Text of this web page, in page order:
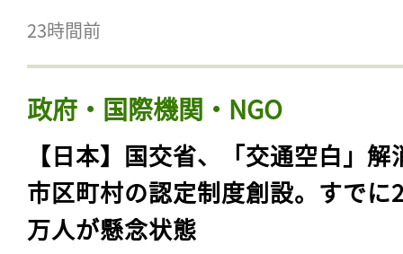
23時間前
政府・国際機関・NGO
【日本】国交省、「交通空白」解
市区町村の認定制度創設。すでに
万人が懸念状態